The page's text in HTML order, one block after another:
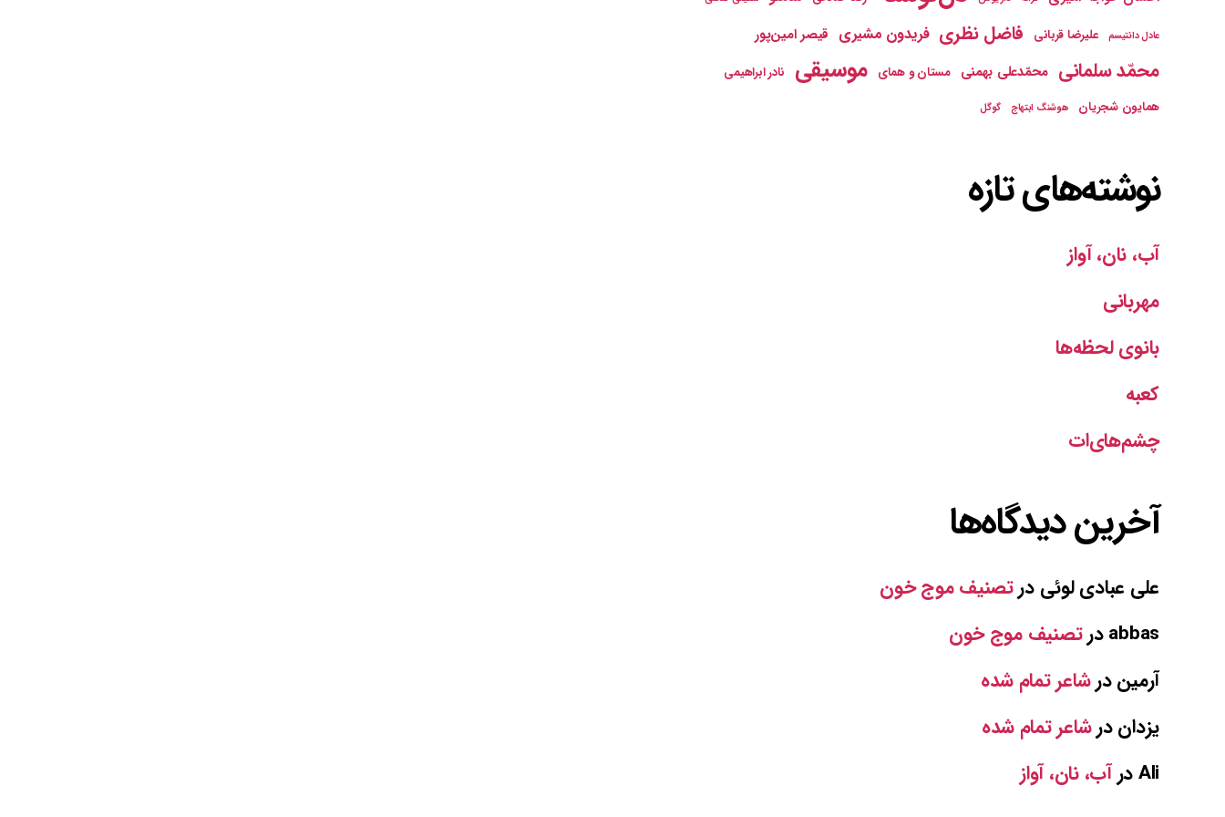
عادل دانتیسم علیرضا قربانی فاضل نظری فریدون مشیری قیصر امین‌پور
محمّد سلمانی محمّدعلی بهمنی مستان و همای موسیقی
نادر ابراهیمی
همایون شجریان
هوشنگ ابتهاج گوگل
نوشته‌های تازه
آب، نان، آواز
مهربانی
بانوی لحظه‌ها
کعبه
چشم‌های‌ات
آخرین دیدگاه‌ها
علی عبادی لوئی درتصنیف موج خون
abbasدرتصنیف موج خون
آرمیندرشاعر تمام شده
یزداندرشاعر تمام شده
Aliدرآب، نان، آواز